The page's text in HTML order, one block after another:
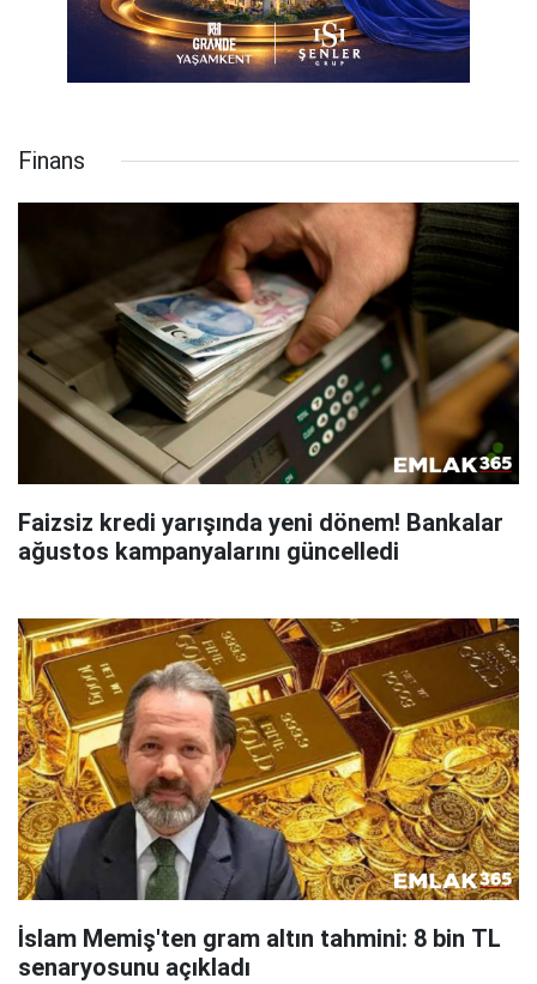
Finans
Faizsiz kredi yarışında yeni dönem! Bankalar
ağustos kampanyalarını güncelledi
İslam Memiş'ten gram altın tahmini: 8 bin TL
senaryosunu açıkladı